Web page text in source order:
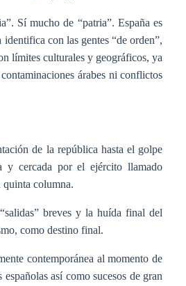
Sí mucho de “patria”. España es
con las gentes “de orden”,
límites culturales y geográficos, ya
árabes ni conflictos
de la república hasta el golpe
y cercada por el ejército llamado
quinta columna.
breves y la huída final del
como destino final.
contemporánea al momento de
así como sucesos de gran